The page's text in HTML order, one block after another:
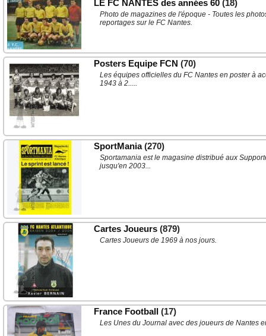
LE FC NANTES des années 60 (18)
Photo de magazines de l'époque - Toutes les
reportages sur le FC Nantes.
Posters Equipe FCN (70)
Les équipes officielles du FC Nantes en poster à
1943 à 2.....
SportMania(270)
Sportamania est le magasine distribué aux
jusqu'en 2003...
Cartes Joueurs (879)
Cartes Joueurs de 1969 à nos jours.
France Football (17)
Les Unes du Journal avec des joueurs de Nantes